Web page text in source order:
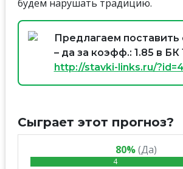
будем нарушать традицию.
Предлагаем поставить
– да за коэфф.: 1.85 в БК
http://stavki-links.ru/?id=4
Сыграет этот прогноз?
80%(Да)
4